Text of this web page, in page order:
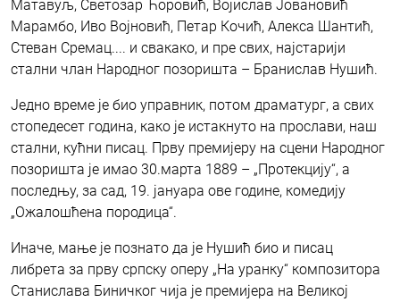
Матавуљ, Светозар Ћоровић, Војислав Јовановић
Марамбо, Иво Војновић, Петар Кочић, Алекса Шантић,
Стеван Сремац.... и свакако, и пре свих, најстарији
стални члан Народног позоришта – Бранислав Нушић.
Једно време је био управник, потом драматург, а свих
стопедесет година, како је истакнуто на прослави, наш
стални, кућни писац. Прву премијеру на сцени Народног
позоришта је имао 30.марта 1889 – „Протекцију“, а
последњу, за сад, 19. јануара ове године, комедију
„Ожалошћена породица“.
Иначе, мање је познато да је Нушић био и писац
либрета за прву српску оперу „На уранку“ композитора
Станислава Биничког чија је премијера на Великој